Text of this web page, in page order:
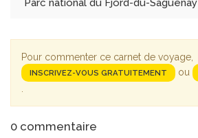
Parc national du Fjord-du-Saguenay
Pour commenter ce carnet de voyage,
INSCRIVEZ-VOUS GRATUITEMENT ou
0 commentaire